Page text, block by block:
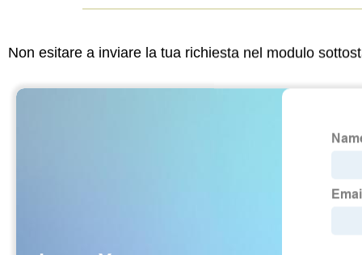
Non esitare a inviare la tua richiesta nel modulo